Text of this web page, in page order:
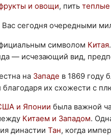
и овощи, пить теплые
Вас сегодня очередными
символом Китая
— исчезающий вид,
на Западе в 1869 году
их схожести с
и Японии была важной
Китаем и Западом.
династии Тан, когда